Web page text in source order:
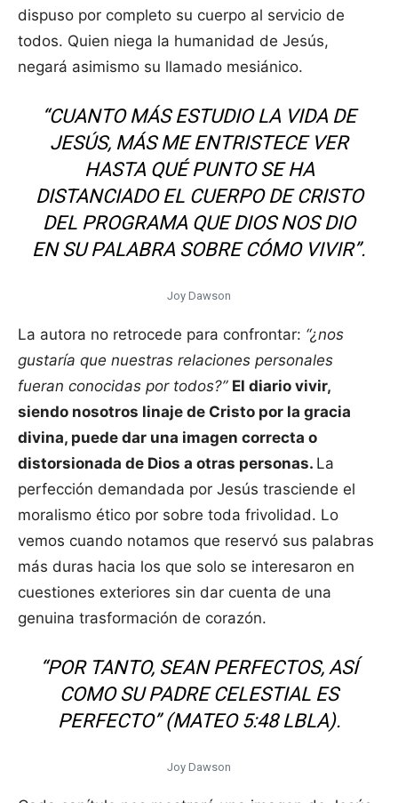
dispuso por completo su cuerpo al servicio de
todos. Quien niega la humanidad de Jesús,
negará asimismo su llamado mesiánico.
“CUANTO MÁS ESTUDIO LA VIDA DE
JESÚS, MÁS ME ENTRISTECE VER
HASTA QUÉ PUNTO SE HA
DISTANCIADO EL CUERPO DE CRISTO
DEL PROGRAMA QUE DIOS NOS DIO
EN SU PALABRA SOBRE CÓMO VIVIR”.
Joy Dawson
La autora no retrocede para confrontar: “¿nos
gustaría que nuestras relaciones personales
fueran conocidas por todos?” El diario vivir,
siendo nosotros linaje de Cristo por la gracia
divina, puede dar una imagen correcta o
distorsionada de Dios a otras personas. La
perfección demandada por Jesús trasciende el
moralismo ético por sobre toda frivolidad. Lo
vemos cuando notamos que reservó sus palabras
más duras hacia los que solo se interesaron en
cuestiones exteriores sin dar cuenta de una
genuina trasformación de corazón.
“POR TANTO, SEAN PERFECTOS, ASÍ
COMO SU PADRE CELESTIAL ES
PERFECTO” (MATEO 5:48 LBLA).
Joy Dawson